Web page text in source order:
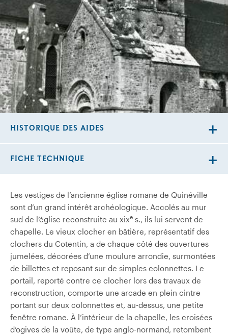
Les vestiges de l’ancienne église romane de Quinéville
sont d’un grand intérêt archéologique. Accolés au mur
sud de l’église reconstruite au xixe s., ils lui servent de
chapelle. Le vieux clocher en bâtière, représentatif des
clochers du Cotentin, a de chaque côté des ouvertures
jumelées, décorées d’une moulure arrondie, surmontées
de billettes et reposant sur de simples colonnettes. Le
portail, reporté contre ce clocher lors des travaux de
reconstruction, comporte une arcade en plein cintre
portant sur deux colonnettes et, au-dessus, une petite
fenêtre romane. À l’intérieur de la chapelle, les croisées
d’ogives de la voûte, de type anglo-normand, retombent
HISTORIQUE DES AIDES
FICHE TECHNIQUE